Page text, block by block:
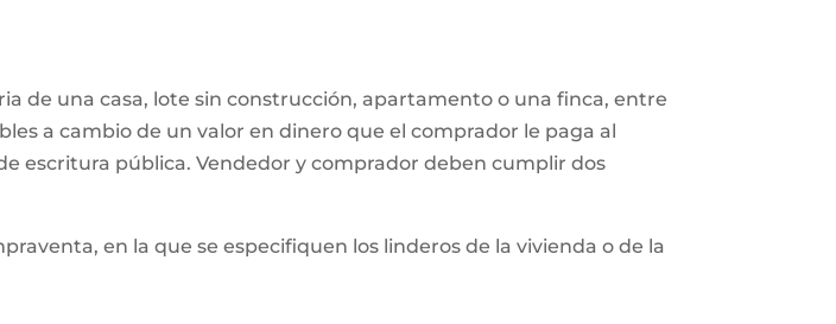
de una casa, lote sin construcción, apartamento o una finca, entre
a cambio de un valor en dinero que el comprador le paga al
escritura pública. Vendedor y comprador deben cumplir dos
en la que se especifiquen los linderos de la vivienda o de la